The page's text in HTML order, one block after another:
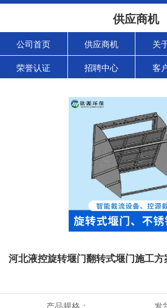
供应商机
公司首页 供应商机 关
荣誉认证 招聘中心 客
河北液控旋转堰门翻转式堰门施工方